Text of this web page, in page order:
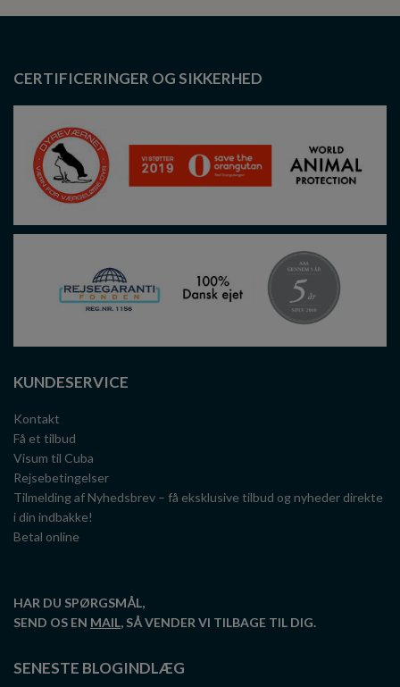
CERTIFICERINGER OG SIKKERHED
KUNDESERVICE
Kontakt
Få et tilbud
Visum til Cuba
Rejsebetingelser
Tilmelding af Nyhedsbrev – få eksklusive tilbud og nyheder direkte
i din indbakke!
Betal online
HAR DU SPØRGSMÅL,
SEND OS EN MAIL, SÅ VENDER VI TILBAGE TIL DIG.
SENESTE BLOGINDLÆG